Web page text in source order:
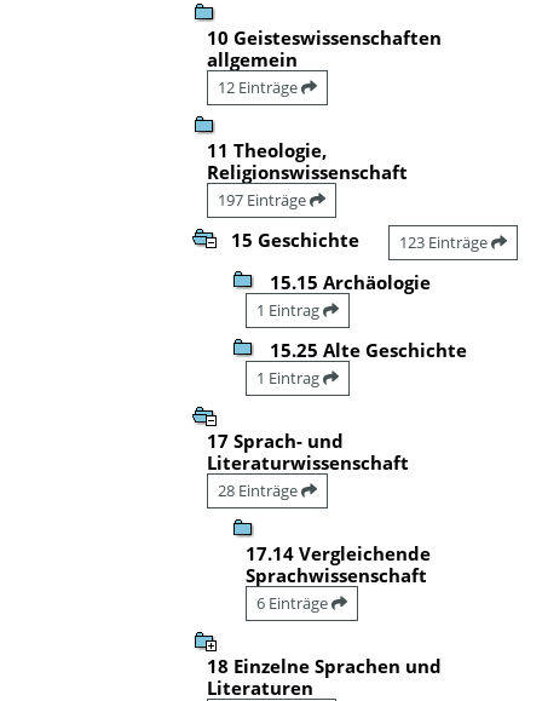
10 Geisteswissenschaften
allgemein
12 Einträge
11 Theologie,
Religionswissenschaft
197 Einträge
15 Geschichte 123 Einträge
15.15 Archäologie
1 Eintrag
15.25 Alte Geschichte
1 Eintrag
17 Sprach- und
Literaturwissenschaft
28 Einträge
17.14 Vergleichende
Sprachwissenschaft
6 Einträge
18 Einzelne Sprachen und
Literaturen